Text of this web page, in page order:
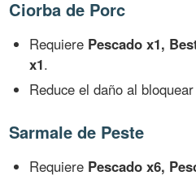
Ciorba de Porc
Requiere Pescado x1,
x1.
Reduce el daño al
Sarmale de Peste
Requiere Pescado x6,